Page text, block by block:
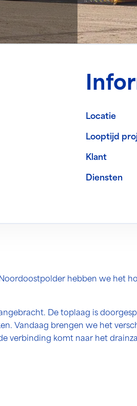
Locatie
Looptijd
Klant
Diensten
hebben we het
De toplaag is
Vandaag brengen we het
verbinding komt naar het